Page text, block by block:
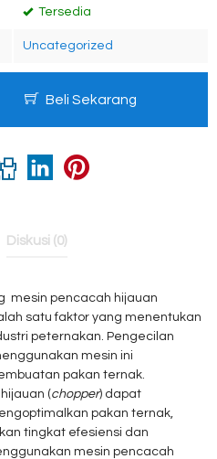
Tersedia
Uncategorized
Beli Sekarang
Diskusi (0)
mesin pencacah hijauan
satu faktor yang menentukan
peternakan. Pengecilan
mesin ini
pakan ternak.
(chopper) dapat
pakan ternak,
tingkat efesiensi dan
mesin pencacah